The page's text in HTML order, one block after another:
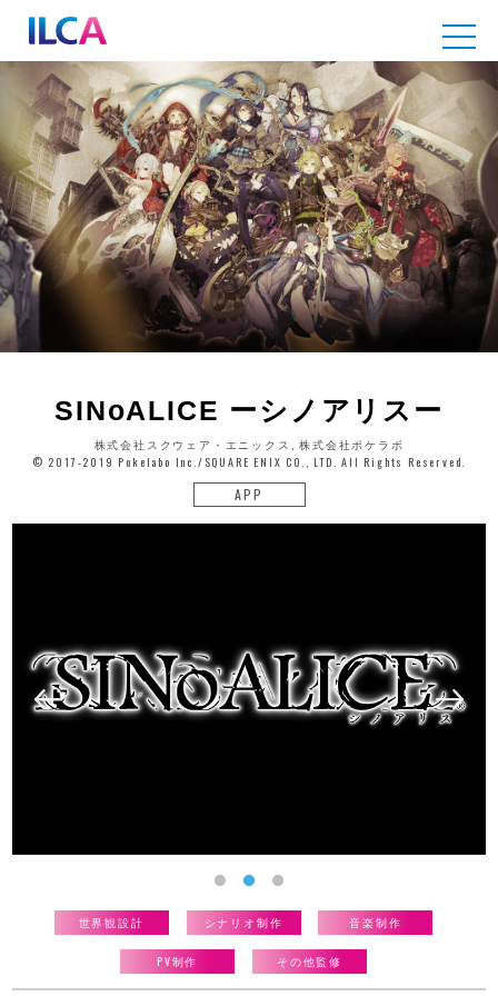
SINoALICE ーシノアリスー
株式会社スクウェア・エニックス, 株式会社ポケラボ
© 2017-2019 Pokelabo Inc./SQUARE ENIX CO., LTD. All Rights Reserved.
APP
世界観設計 シナリオ制作 音楽制作
PV制作 その他監修